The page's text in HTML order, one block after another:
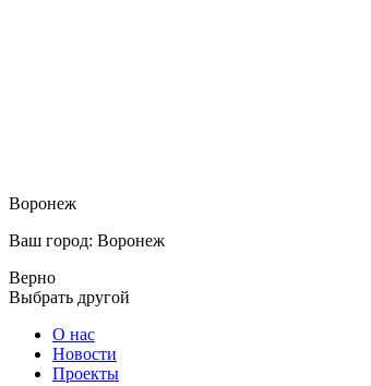
Воронеж
Ваш город: Воронеж
Верно
Выбрать другой
О нас
Новости
Проекты